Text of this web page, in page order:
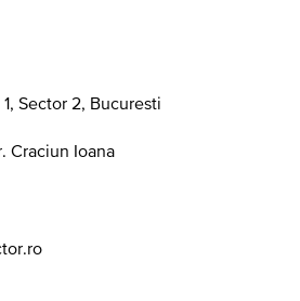
Sector 2, Bucuresti
Craciun Ioana